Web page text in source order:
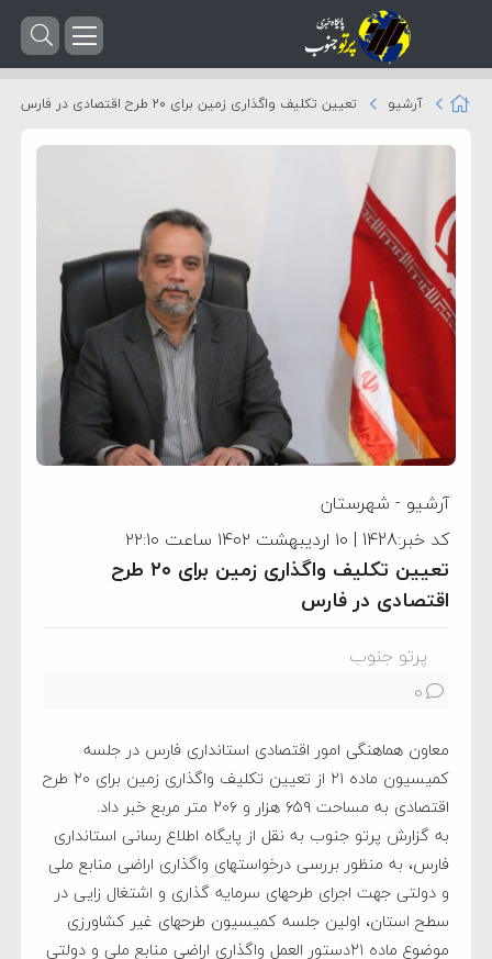
آرشیو تعیین تکلیف واگذاری زمین برای ۲۰ طرح اقتصادی در فارس
آرشیو - شهرستان
کد خبر:1428 | ۱۰ اردیبهشت ۱۴۰۲ ساعت ۲۲:۱۰
تعیین تکلیف واگذاری زمین برای ۲۰ طرح
اقتصادی در فارس
پرتو جنوب
0
معاون هماهنگی امور اقتصادی استانداری فارس در جلسه
کمیسیون ماده ۲۱ از تعیین تکلیف واگذاری زمین برای ۲۰ طرح
اقتصادی به مساحت ۶۵۹ هزار و ۲۰۶ متر مربع خبر داد.
به گزارش پرتو جنوب به نقل از پایگاه اطلاع رسانی استانداری
فارس، به منظور بررسی درخواستهای واگذاری اراضی منابع ملی
و دولتی جهت اجرای طرحهای سرمایه گذاری و اشتغال زایی در
سطح استان، اولین جلسه کمیسیون طرحهای غیر کشاورزی
موضوع ماده ۲۱دستور العمل واگذاری اراضی منابع ملی و دولتی